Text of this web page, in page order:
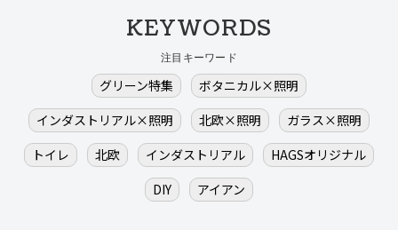
KEYWORDS
注目キーワード
グリーン特集
ボタニカル×照明
インダストリアル×照明
北欧×照明
ガラス×照明
トイレ
北欧 インダストリアル
HAGSオリジナル
DIY
アイアン